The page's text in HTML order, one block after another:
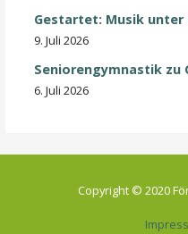
Gestartet: Musik unter
9. Juli 2026
Seniorengymnastik zu
6. Juli 2026
Copyright © 2020